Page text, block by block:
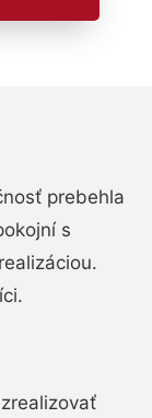
prebehla
s